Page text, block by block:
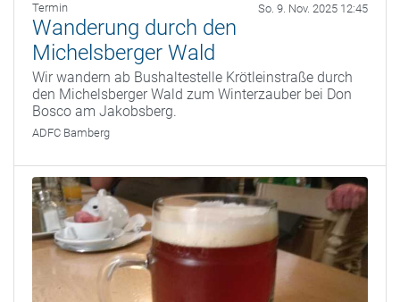
Termin So. 9. Nov. 2025 12:45
Wanderung durch den
Michelsberger Wald
Wir wandern ab Bushaltestelle Krötleinstraße durch
den Michelsberger Wald zum Winterzauber bei Don
Bosco am Jakobsberg.
ADFC Bamberg